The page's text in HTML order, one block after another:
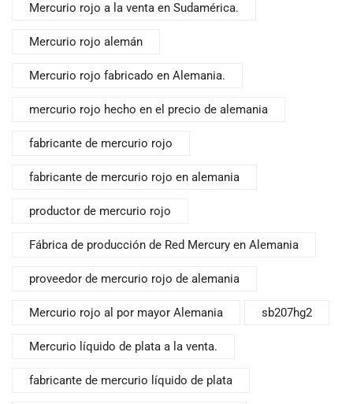
Mercurio rojo a la venta en Sudamérica.
Mercurio rojo alemán
Mercurio rojo fabricado en Alemania.
mercurio rojo hecho en el precio de alemania
fabricante de mercurio rojo
fabricante de mercurio rojo en alemania
productor de mercurio rojo
Fábrica de producción de Red Mercury en Alemania
proveedor de mercurio rojo de alemania
Mercurio rojo al por mayor Alemania sb207hg2
Mercurio líquido de plata a la venta.
fabricante de mercurio líquido de plata